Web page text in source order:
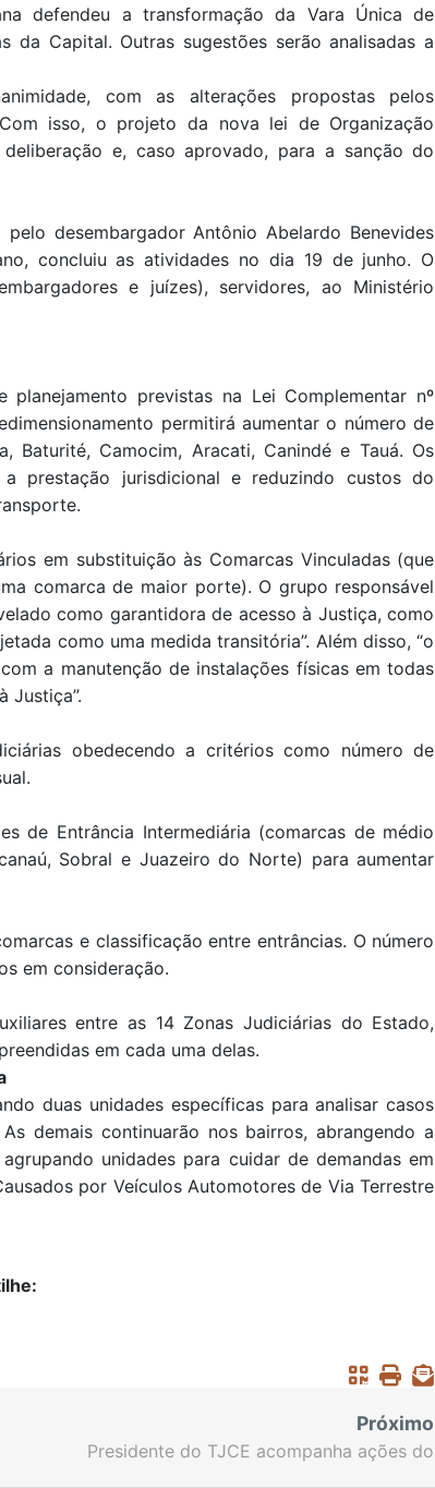
defendeu a transformação da Vara Única de
Capital. Outras sugestões serão analisadas a
com as alterações propostas pelos
isso, o projeto da nova lei de Organização
e, caso aprovado, para a sanção do
desembargador Antônio Abelardo Benevides
concluiu as atividades no dia 19 de junho. O
e juízes), servidores, ao Ministério
previstas na Lei Complementar nº
permitirá aumentar o número de
Baturité, Camocim, Aracati, Canindé e Tauá. Os
prestação jurisdicional e reduzindo custos do
em substituição às Comarcas Vinculadas (que
comarca de maior porte). O grupo responsável
como garantidora de acesso à Justiça, como
como uma medida transitória”. Além disso, “o
a manutenção de instalações físicas em todas
Justiça”.
obedecendo a critérios como número de
de Entrância Intermediária (comarcas de médio
Sobral e Juazeiro do Norte) para aumentar
e classificação entre entrâncias. O número
em consideração.
entre as 14 Zonas Judiciárias do Estado,
em cada uma delas.
duas unidades específicas para analisar casos
demais continuarão nos bairros, abrangendo a
unidades para cuidar de demandas em
por Veículos Automotores de Via Terrestre
Próximo
Presidente do TJCE acompanha ações do